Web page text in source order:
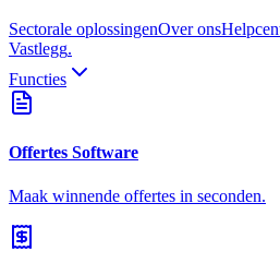
Sectorale oplossingenOver ons
Vastlegg.
Functies
Offertes Software
Maak winnende offertes in seconden.